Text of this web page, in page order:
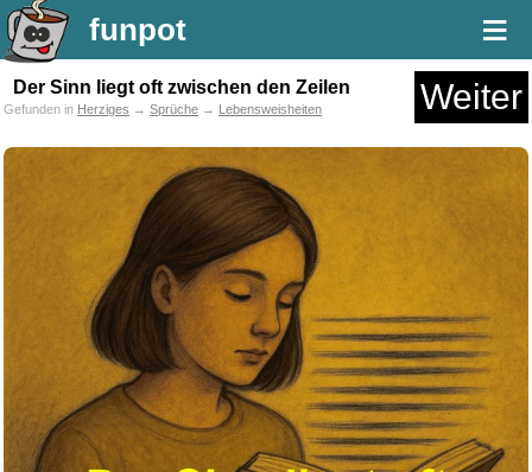
funpot ≡
Der Sinn liegt oft zwischen den Zeilen Weiter
Gefunden in Herziges → Sprüche → Lebensweisheiten